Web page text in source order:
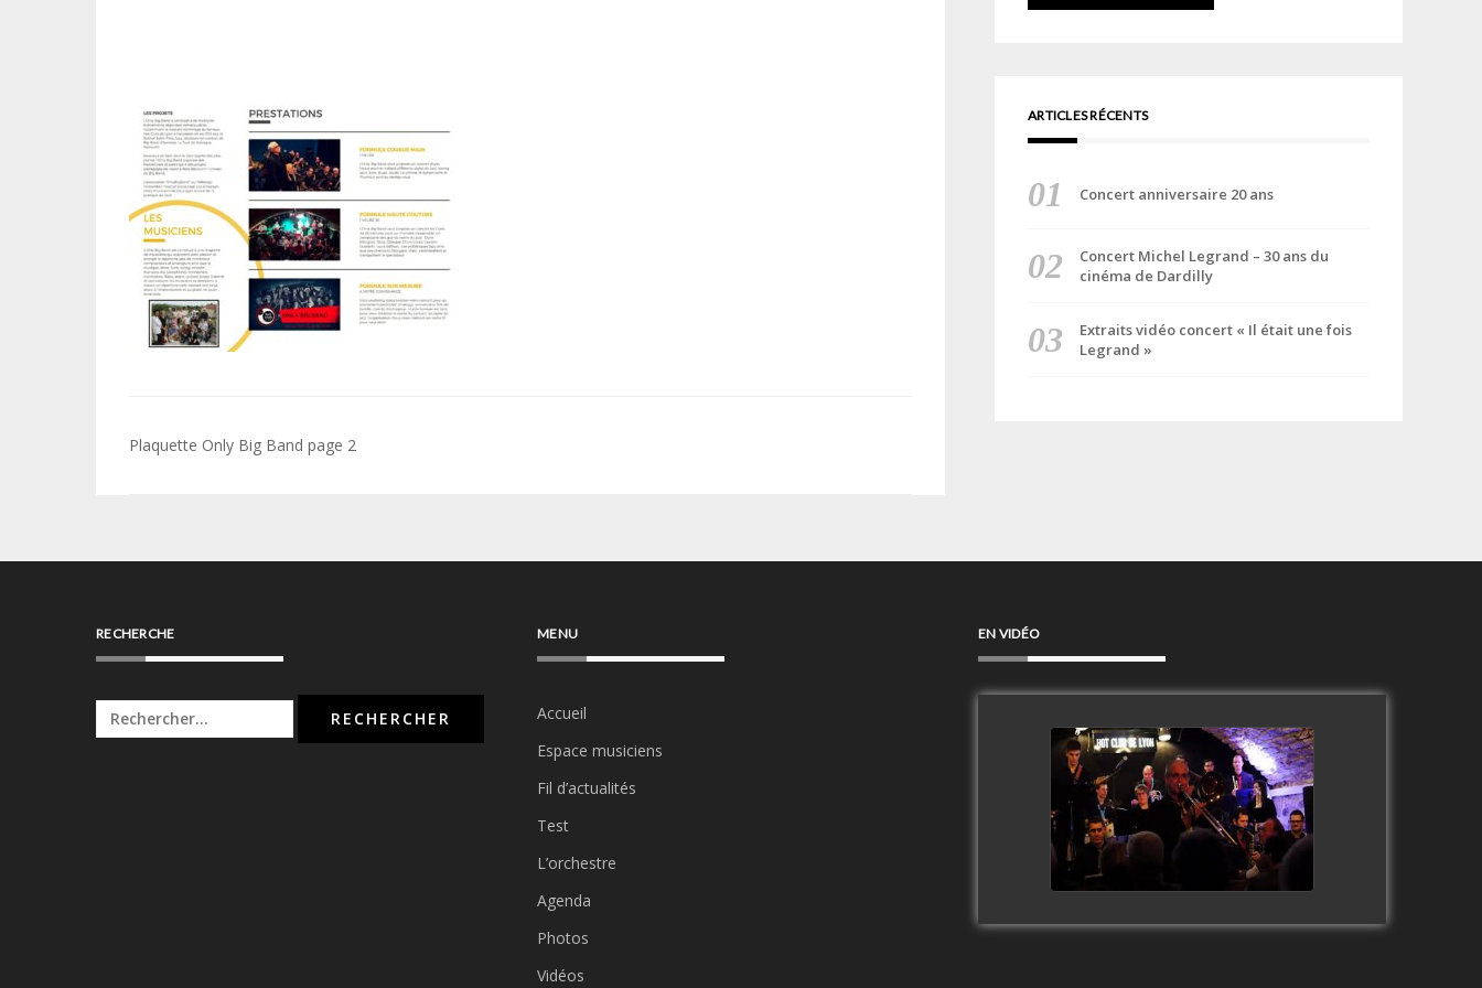
Navigation
Plaquette Only Big Band page 2
ARTICLES RÉCENTS
Concert anniversaire 20 ans
Concert Michel Legrand – 30 ans du
cinéma de Dardilly
Extraits vidéo concert « Il était une fois
Legrand »
RECHERCHE
Rechercher :
MENU
Accueil
Espace musiciens
Fil d’actualités
Test
L’orchestre
Agenda
Photos
Vidéos
EN VIDÉO
Clip Only Big Band 2019
watch video